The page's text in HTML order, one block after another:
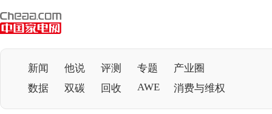
新闻 他说 评测 专题
产业圈
数据
双碳 回收 AWE 消费与维权